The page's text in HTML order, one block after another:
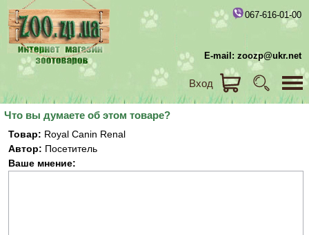
067-616-01-00
E-mail: zoozp@ukr.net
Вход
Что вы думаете об этом товаре?
Товар: Royal Canin Renal
Автор: Посетитель
Ваше мнение: